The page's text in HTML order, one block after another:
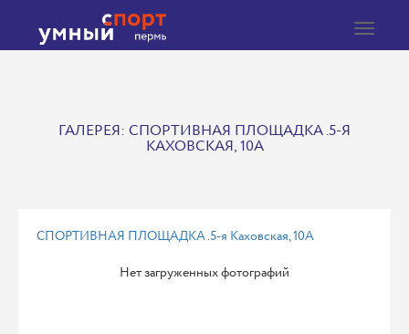
Toggle
ГАЛЕРЕЯ: СПОРТИВНАЯ ПЛОЩАДКА .5-Я
КАХОВСКАЯ, 10А
СПОРТИВНАЯ ПЛОЩАДКА .5-я Каховская, 10А
Нет загруженных фотографий